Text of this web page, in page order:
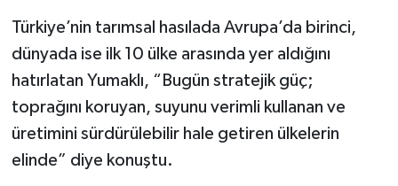
Türkiye’nin tarımsal hasılada Avrupa’da birinci,
dünyada ise ilk 10 ülke arasında yer aldığını
hatırlatan Yumaklı, “Bugün stratejik güç;
toprağını koruyan, suyunu verimli kullanan ve
üretimini sürdürülebilir hale getiren ülkelerin
elinde” diye konuştu.